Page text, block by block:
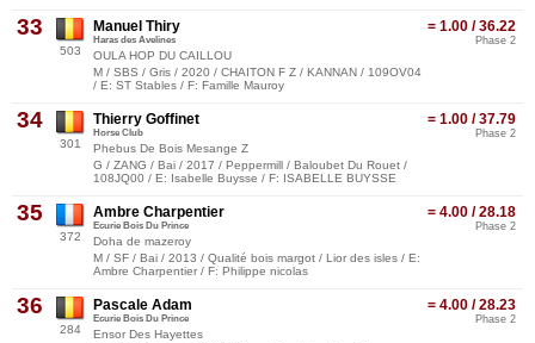
33
503
= 1.00 / 36.22
Phase 2
Manuel Thiry
Haras des Avelines
OULA HOP DU CAILLOU
M / SBS / Gris / 2020 / CHAITON F Z / KANNAN / 109OV04
/ E: ST Stables / F: Famille Mauroy
34
301
= 1.00 / 37.79
Phase 2
Thierry Goffinet
Horse Club
Phebus De Bois Mesange Z
G / ZANG / Bai / 2017 / Peppermill / Baloubet Du Rouet /
108JQ00 / E: Isabelle Buysse / F: ISABELLE BUYSSE
35
372
= 4.00 / 28.18
Phase 2
Ambre Charpentier
Ecurie Bois Du Prince
Doha de mazeroy
M / SF / Bai / 2013 / Qualité bois margot / Lior des isles / E:
Ambre Charpentier / F: Philippe nicolas
36
284
= 4.00 / 28.23
Phase 2
Pascale Adam
Ecurie Bois Du Prince
Ensor Des Hayettes